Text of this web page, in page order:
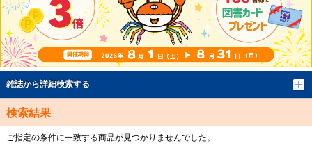
雑誌から詳細検索する
検索結果
ご指定の条件に一致する商品が見つかりませんでした。